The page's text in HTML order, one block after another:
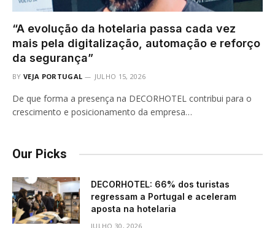
“A evolução da hotelaria passa cada vez
mais pela digitalização, automação e reforço
da segurança”
BY VEJA PORTUGAL JULHO 15, 2026
De que forma a presença na DECORHOTEL contribui para o
crescimento e posicionamento da empresa…
Our Picks
DECORHOTEL: 66% dos turistas
regressam a Portugal e aceleram
aposta na hotelaria
JULHO 30, 2026